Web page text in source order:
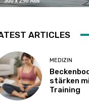
ARTICLES
MEDIZIN
stärken
Training